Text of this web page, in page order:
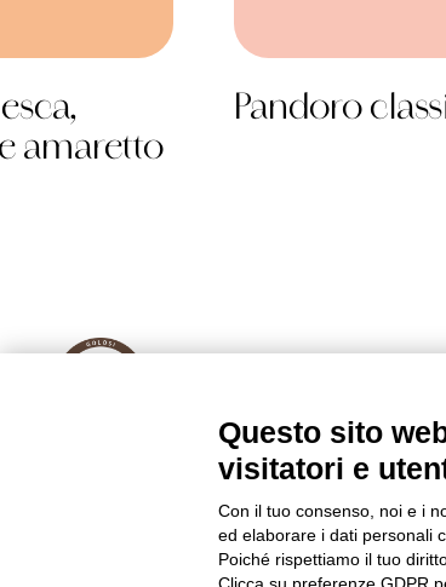
amaretto
Pandoro
Golosi di Salute S.r.l.
Strada Tagliata 18 – Alba (CN) – Italy
Questo sito
visitatori e
Con il tuo consenso, noi e i
ed elaborare i dati personali
Poiché rispettiamo il tuo